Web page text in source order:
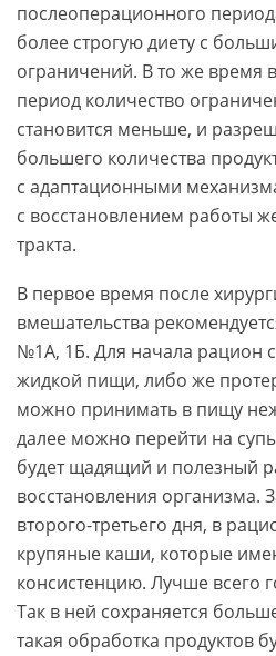
послеоперационного
более строгую диету с
ограничений. В то же время
период количество
становится меньше, и
большего количества
с адаптационными
с восстановлением работы
тракта.
В первое время после
вмешательства
№1А, 1Б. Для начала рацион
жидкой пищи, либо же
можно принимать в пищу
далее можно перейти на
будет щадящий и полезный
восстановления организма.
второго-третьего дня, в
крупяные каши, которые
консистенцию. Лучше всего
Так в ней сохраняется
такая обработка продуктов